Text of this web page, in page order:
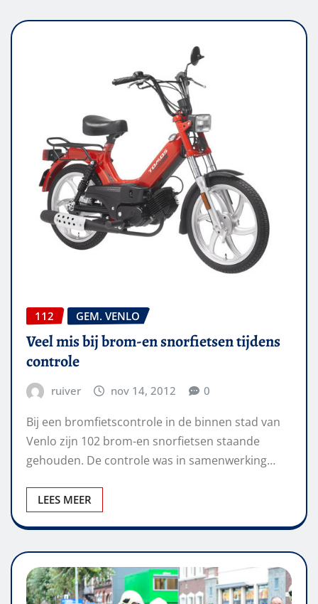
112 GEM. VENLO
Veel mis bij brom-en snorfietsen tijdens
controle
ruiver nov 14, 2012 0
Bij een bromfietscontrole in de binnen stad van
Venlo zijn 102 brom-en snorfietsen staande
gehouden. De controle was in samenwerking…
LEES MEER